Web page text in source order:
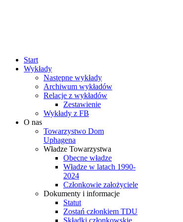
Start
Wykłady
Następne wykłady
Archiwum wykładów
Relacje z wykładów
Zestawienie
Wykłady z FB
O nas
Towarzystwo Dom
Uphagena
Władze Towarzystwa
Obecne władze
Władze w latach 1990-
2024
Członkowie założyciele
Dokumenty i informacje
Statut
Zostań członkiem TDU
Składki członkowskie